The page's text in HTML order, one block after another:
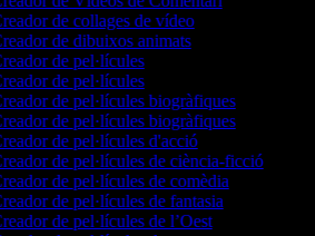
de collages de vídeo
de dibuixos animats
de pel·lícules
de pel·lícules
de pel·lícules biogràfiques
de pel·lícules biogràfiques
de pel·lícules d'acció
de pel·lícules de ciència-ficció
de pel·lícules de comèdia
de pel·lícules de fantasia
de pel·lícules de l’Oest